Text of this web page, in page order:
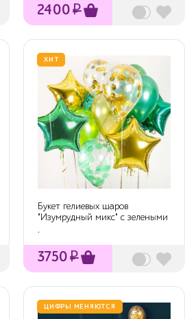
2400₽
ХИТ
Букет гелиевых шаров
"Изумрудный микс" с зелеными
.
3750₽
ЦИФРЫ МЕНЯЮТСЯ